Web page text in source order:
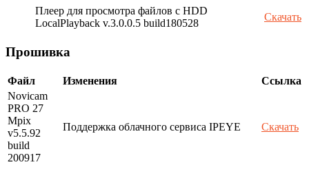
Плеер для просмотра файлов с HDD
LocalPlayback v.3.0.0.5 build180528
Скачать
Прошивка
Файл Изменения
Ссылка
Novicam
PRO 27
Mpix
v5.5.92
build
200917
Поддержка облачного сервиса IPEYE Скачать